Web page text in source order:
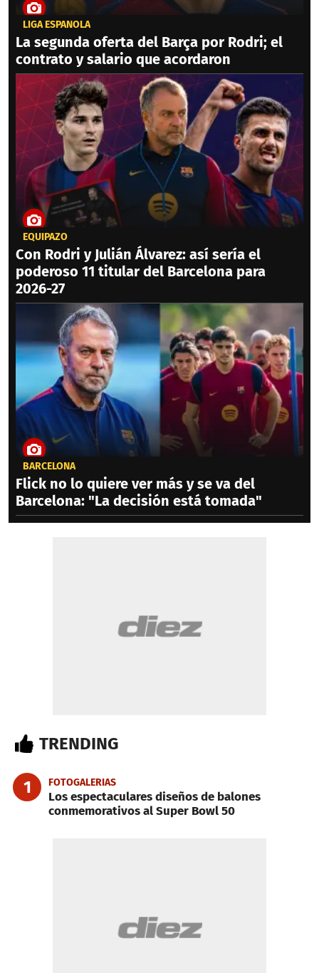
LIGA ESPAÑOLA
La segunda oferta del Barça por Rodri; el
contrato y salario que acordaron
EQUIPAZO
Con Rodri y Julián Álvarez: así sería el
poderoso 11 titular del Barcelona para
2026-27
BARCELONA
Flick no lo quiere ver más y se va del
Barcelona: "La decisión está tomada"
TRENDING
1 FOTOGALERIAS
Los espectaculares diseños de balones
conmemorativos al Super Bowl 50